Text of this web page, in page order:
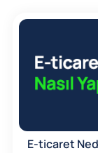
E-ticaret